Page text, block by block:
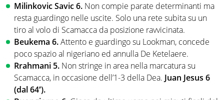
Milinkovic Savic 6. Non compie parate determinanti ma
resta guardingo nelle uscite. Solo una rete subita su un
tiro al volo di Scamacca da posizione ravvicinata.
Beukema 6.Attento e guardingo su Lookman, concede
poco spazio al nigeriano ed annulla De Ketelaere.
Rrahmani 5. Non stringe in area nella marcatura su
Scamacca, in occasione dell’1-3 della Dea. Juan Jesus 6
(dal 64′).